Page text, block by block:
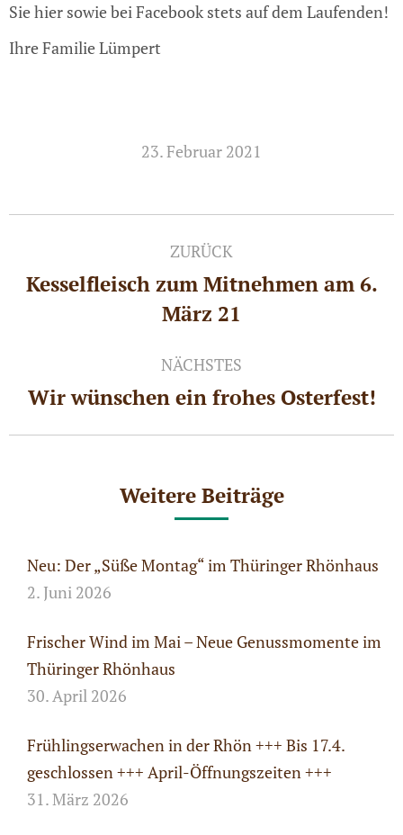
Sie hier sowie bei Facebook stets auf dem Laufenden!
Ihre Familie Lümpert
23. Februar 2021
Kommentarnavigation
ZURÜCK
Vorheriger
Beitrag:
Kesselfleisch zum Mitnehmen am 6.
März 21
NÄCHSTES
Nächster
Wir wünschen ein frohes Osterfest!
Weitere Beiträge
Neu: Der „Süße Montag“ im Thüringer Rhönhaus
2. Juni 2026
Frischer Wind im Mai – Neue Genussmomente im
Thüringer Rhönhaus
30. April 2026
Frühlingserwachen in der Rhön +++ Bis 17.4.
geschlossen +++ April-Öffnungszeiten +++
31. März 2026